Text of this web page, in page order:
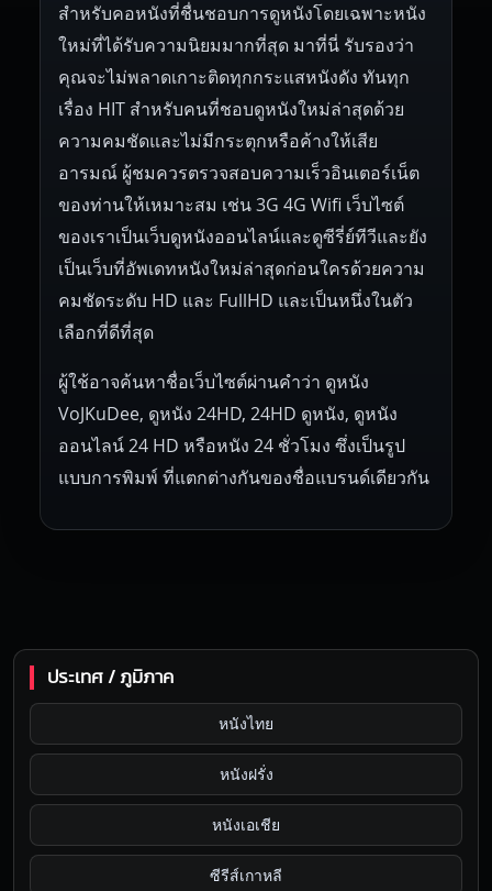
สำหรับคอหนังที่ชื่นชอบการดูหนังโดยเฉพาะหนัง
ใหม่ที่ได้รับความนิยมมากที่สุด มาที่นี่ รับรองว่า
คุณจะไม่พลาดเกาะติดทุกกระแสหนังดัง ทันทุก
เรื่อง HIT สำหรับคนที่ชอบดูหนังใหม่ล่าสุดด้วย
ความคมชัดและไม่มีกระตุกหรือค้างให้เสีย
อารมณ์ ผู้ชมควรตรวจสอบความเร็วอินเตอร์เน็ต
ของท่านให้เหมาะสม เช่น 3G 4G Wifi เว็บไซต์
ของเราเป็นเว็บดูหนังออนไลน์และดูซีรี่ย์ทีวีและยัง
เป็นเว็บที่อัพเดทหนังใหม่ล่าสุดก่อนใครด้วยความ
คมชัดระดับ HD และ FullHD และเป็นหนึ่งในตัว
เลือกที่ดีที่สุด
ผู้ใช้อาจค้นหาชื่อเว็บไซต์ผ่านคำว่า ดูหนัง
VoJKuDee, ดูหนัง 24HD, 24HD ดูหนัง, ดูหนัง
ออนไลน์ 24 HD หรือหนัง 24 ชั่วโมง ซึ่งเป็นรูป
แบบการพิมพ์ ที่แตกต่างกันของชื่อแบรนด์เดียวกัน
ประเทศ / ภูมิภาค
หนังไทย
หนังฝรั่ง
หนังเอเชีย
ซีรีส์เกาหลี